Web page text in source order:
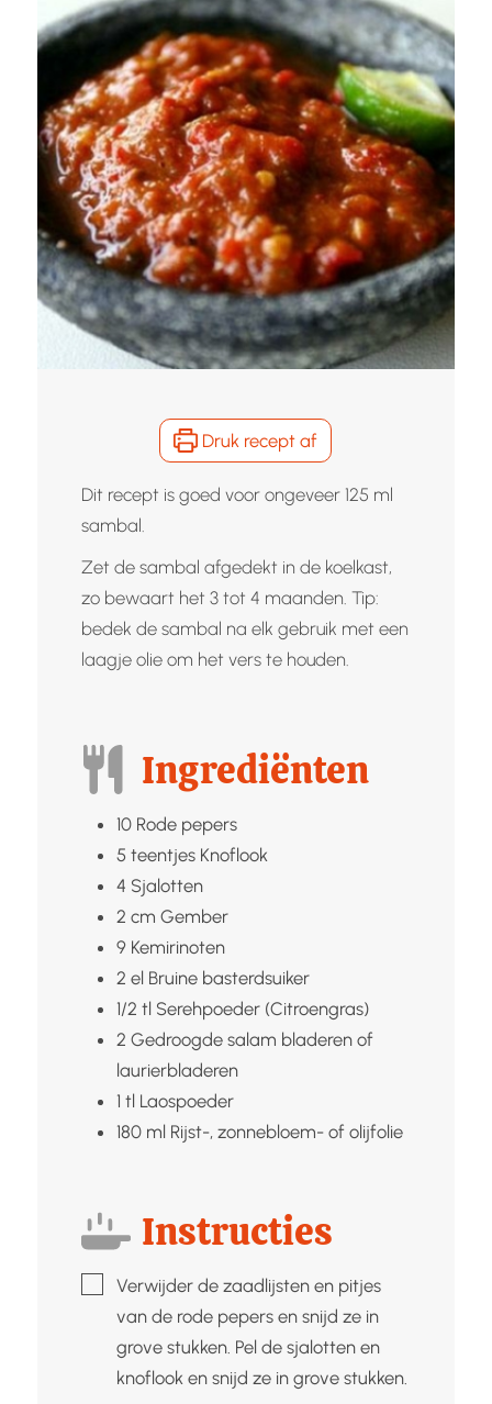
Druk recept af
Dit recept is goed voor ongeveer 125 ml
sambal.
Zet de sambal afgedekt in de koelkast,
zo bewaart het 3 tot 4 maanden. Tip:
bedek de sambal na elk gebruik met een
laagje olie om het vers te houden.
Ingrediënten
10 Rode pepers
5 teentjes Knoflook
4 Sjalotten
2 cm Gember
9 Kemirinoten
2 el Bruine basterdsuiker
1/2 tl Serehpoeder (Citroengras)
2 Gedroogde salam bladeren of
laurierbladeren
1 tl Laospoeder
180 ml Rijst-, zonnebloem- of olijfolie
Instructies
▢Verwijder de zaadlijsten en pitjes
van de rode pepers en snijd ze in
grove stukken. Pel de sjalotten en
knoflook en snijd ze in grove stukken.